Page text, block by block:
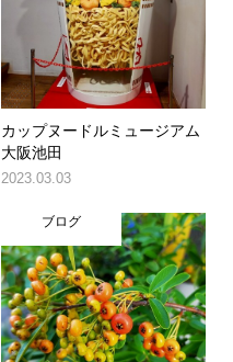
カップヌードルミュージアム
大阪池田
2023.03.03
ブログ